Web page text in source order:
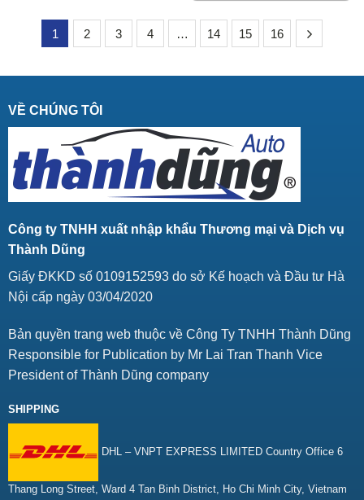
1 2 3 4 … 14 15 16
VỀ CHÚNG TÔI
Công ty TNHH xuất nhập khẩu Thương mại và Dịch vụ
Thành Dũng
Giấy ĐKKD số 0109152593 do sở Kế hoạch và Đầu tư Hà
Nội cấp ngày 03/04/2020
Bản quyền trang web thuộc về Công Ty TNHH Thành Dũng
Responsible for Publication by Mr Lai Tran Thanh Vice
President of Thành Dũng company
SHIPPING
DHL – VNPT EXPRESS LIMITED Country Office 6
Thang Long Street, Ward 4 Tan Binh District, Ho Chi Minh City, Vietnam